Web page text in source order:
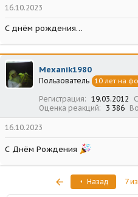
16.10.2023
С днём рождения…
Mexanik1980
Пользователь 10 лет на
Регистрация 19.03.2012
Оценка реакций
3 386
16.10.2023
С Днём Рождения
ПервыйНазад 7